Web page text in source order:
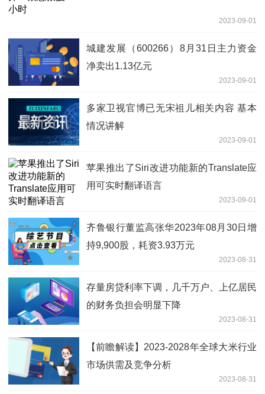
2023-09-01
城建发展（600266）8月31日主力资金
净卖出1.13亿元
2023-09-01
多家卫视官博已无宋祖儿相关内容 基本
情况讲解
2023-09-01
苹果推出了Siri改进功能新的Translate应
用可实时翻译语言
2023-09-01
齐鲁银行董监高张华2023年08月30日增
持9,900股，耗资3.93万元
2023-08-31
存量房贷利率下调，几千万户、上亿居民
的财务负担会明显下降
2023-08-31
【前瞻解读】2023-2028年全球大米行业
市场供需及竞争分析
2023-08-31